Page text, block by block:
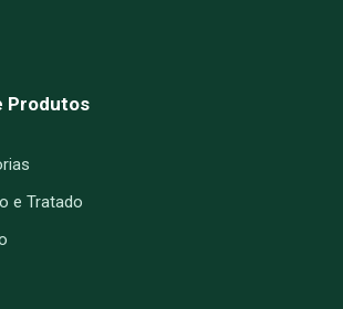
Produtos
e Tratado